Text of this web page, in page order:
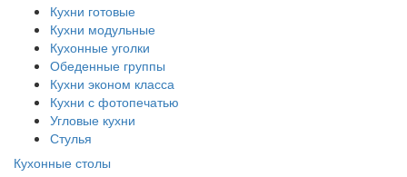
Кухни готовые
Кухни модульные
Кухонные уголки
Обеденные группы
Кухни эконом класса
Кухни с фотопечатью
Угловые кухни
Стулья
Кухонные столы